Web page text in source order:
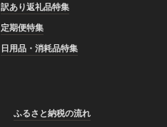
訳あり返礼品特集
定期便特集
日用品・消耗品特集
ふるさと納税の流れ